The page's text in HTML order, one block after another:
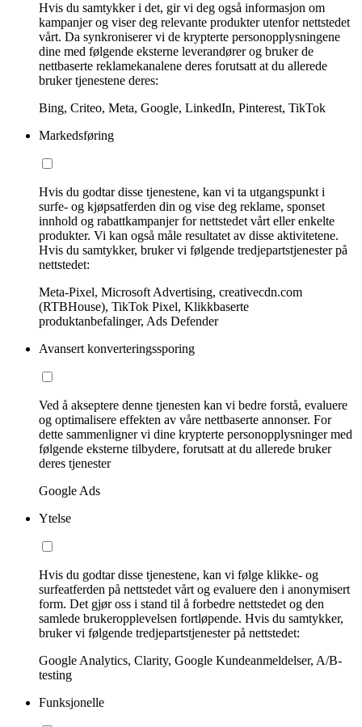
Hvis du samtykker i det, gir vi deg også informasjon om
kampanjer og viser deg relevante produkter utenfor nettstedet
vårt. Da synkroniserer vi de krypterte personopplysningene
dine med følgende eksterne leverandører og bruker de
nettbaserte reklamekanalene deres forutsatt at du allerede
bruker tjenestene deres:
Bing, Criteo, Meta, Google, LinkedIn, Pinterest, TikTok
Markedsføring
Hvis du godtar disse tjenestene, kan vi ta utgangspunkt i
surfe- og kjøpsatferden din og vise deg reklame, sponset
innhold og rabattkampanjer for nettstedet vårt eller enkelte
produkter. Vi kan også måle resultatet av disse aktivitetene.
Hvis du samtykker, bruker vi følgende tredjepartstjenester på
nettstedet:
Meta-Pixel, Microsoft Advertising, creativecdn.com
(RTBHouse), TikTok Pixel, Klikkbaserte
produktanbefalinger, Ads Defender
Avansert konverteringssporing
Ved å akseptere denne tjenesten kan vi bedre forstå, evaluere
og optimalisere effekten av våre nettbaserte annonser. For
dette sammenligner vi dine krypterte personopplysninger med
følgende eksterne tilbydere, forutsatt at du allerede bruker
deres tjenester
Google Ads
Ytelse
Hvis du godtar disse tjenestene, kan vi følge klikke- og
surfeatferden på nettstedet vårt og evaluere den i anonymisert
form. Det gjør oss i stand til å forbedre nettstedet og den
samlede brukeropplevelsen fortløpende. Hvis du samtykker,
bruker vi følgende tredjepartstjenester på nettstedet:
Google Analytics, Clarity, Google Kundeanmeldelser, A/B-
testing
Funksjonelle